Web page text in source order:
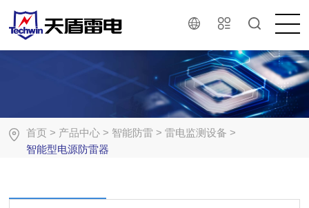
首页 > 产品中心> 智能防雷 > 雷电监测设备 >
智能型电源防雷器